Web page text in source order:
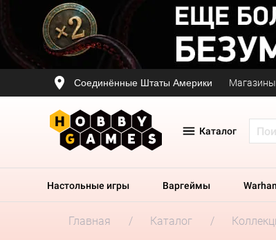
Соединённые Штаты Америки Магазины
Каталог
Настольные игры Варгеймы
Главная Каталог